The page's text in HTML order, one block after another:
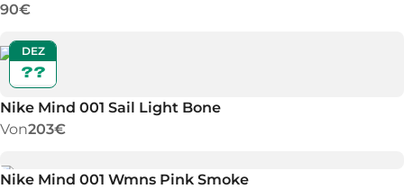
90€
DEZ
??
Nike Mind 001 Sail Light Bone
Von203€
Nike Mind 001 Wmns Pink Smoke